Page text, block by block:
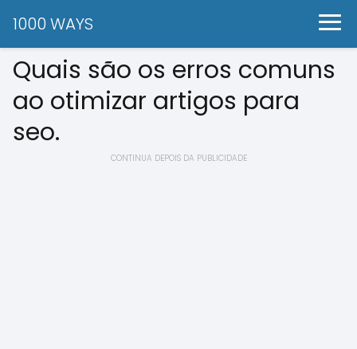
1000 WAYS
Quais são os erros comuns
ao otimizar artigos para
seo.
CONTINUA DEPOIS DA PUBLICIDADE